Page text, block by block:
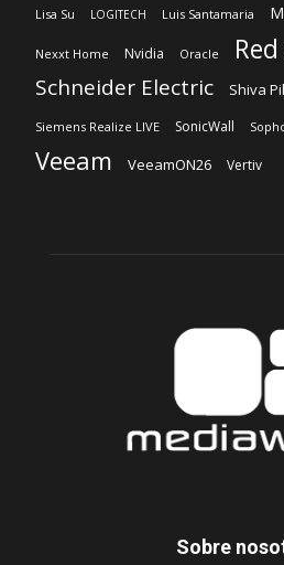
Lisa Su LOGITECH Luis Santamaria
Nexxt Home Nvidia Oracle
Schneider Electric Shiva
Siemens Realize LIVE SonicWall
Veeam VeeamON26 Vertiv
Sobre